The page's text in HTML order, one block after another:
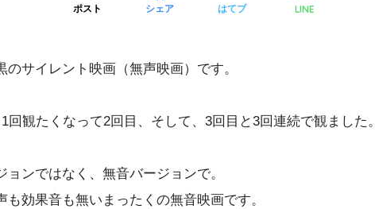
ポスト シェア はてブ LINE
のサイレント映画（無声映画）です。
回観たくなって2回目、そして、3回目と3回連続で観ました。
ョンではなく、無音バージョンで。
も効果音も無いまったくの無音映画です。